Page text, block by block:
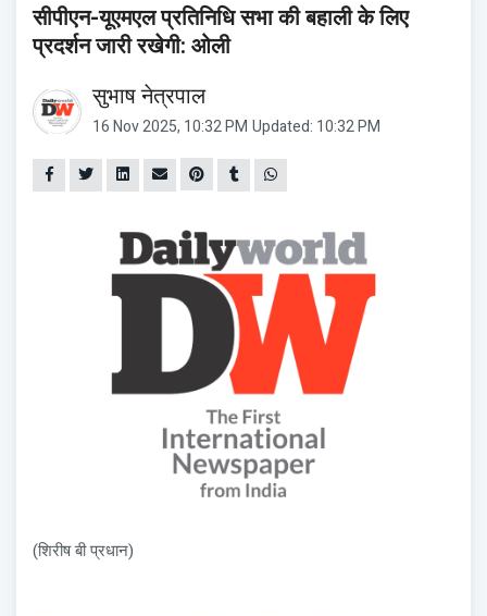
सीपीएन-यूएमएल प्रतिनिधि सभा की बहाली के लिए
प्रदर्शन जारी रखेगी: ओली
सुभाष नेत्रपाल
16 Nov 2025, 10:32 PM Updated: 10:32 PM
(शिरीष बी प्रधान)